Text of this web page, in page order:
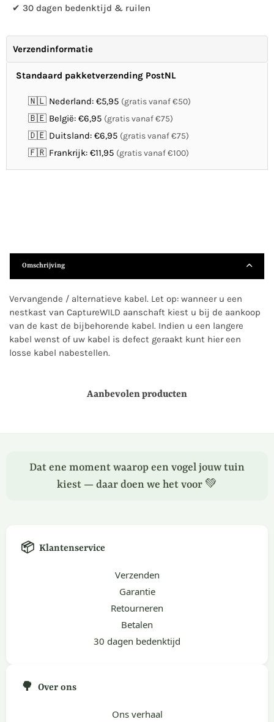
✔ 30 dagen bedenktijd & ruilen
Verzendinformatie
Standaard pakketverzending PostNL
🇳🇱 Nederland: €5,95 (gratis vanaf €50)
🇧🇪 België: €6,95 (gratis vanaf €75)
🇩🇪 Duitsland: €6,95 (gratis vanaf €75)
🇫🇷 Frankrijk: €11,95 (gratis vanaf €100)
Omschrijving
Vervangende / alternatieve kabel. Let op: wanneer u een
nestkast van CaptureWILD aanschaft kiest u bij de aankoop
van de kast de bijbehorende kabel. Indien u een langere
kabel wenst of uw kabel is defect geraakt kunt hier een
losse kabel nabestellen.
Aanbevolen producten
Dat ene moment waarop een vogel jouw tuin
kiest — daar doen we het voor 💚
📦 Klantenservice
Verzenden
Garantie
Retourneren
Betalen
30 dagen bedenktijd
🌳 Over ons
Ons verhaal